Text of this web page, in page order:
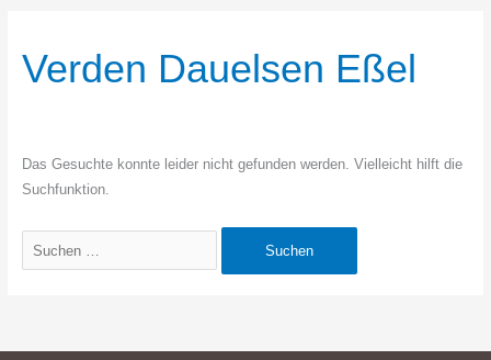
Verden Dauelsen Eßel
Das Gesuchte konnte leider nicht gefunden werden. Vielleicht hilft die
Suchfunktion.